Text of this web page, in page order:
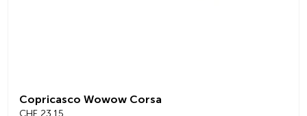
Copricasco Wowow Corsa
CHF 23.15